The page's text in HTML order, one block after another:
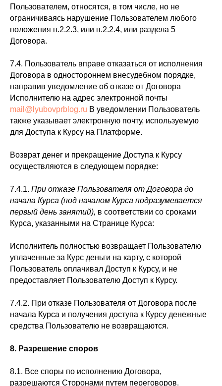
Пользователем, относятся, в том числе, но не
ограничиваясь нарушение Пользователем любого
положения п.2.2.3, или п.2.2.4, или раздела 5
Договора.
7.4. Пользователь вправе отказаться от исполнения
Договора в одностороннем внесудебном порядке,
направив уведомление об отказе от Договора
Исполнителю на адрес электронной почты
mail@lyubovprblog.ru В уведомлении Пользователь
также указывает электронную почту, используемую
для Доступа к Курсу на Платформе.
Возврат денег и прекращение Доступа к Курсу
осуществляются в следующем порядке:
7.4.1. При отказе Пользователя от Договора до
начала Курса (под началом Курса подразумевается
первый день занятий), в соответствии со сроками
Курса, указанными на Странице Курса:
Исполнитель полностью возвращает Пользователю
уплаченные за Курс деньги на карту, с которой
Пользователь оплачивал Доступ к Курсу, и не
предоставляет Пользователю Доступ к Курсу.
7.4.2. При отказе Пользователя от Договора после
начала Курса и получения доступа к Курсу денежные
средства Пользователю не возвращаются.
8. Разрешение споров
8.1. Все споры по исполнению Договора,
разрешаются Сторонами путем переговоров.